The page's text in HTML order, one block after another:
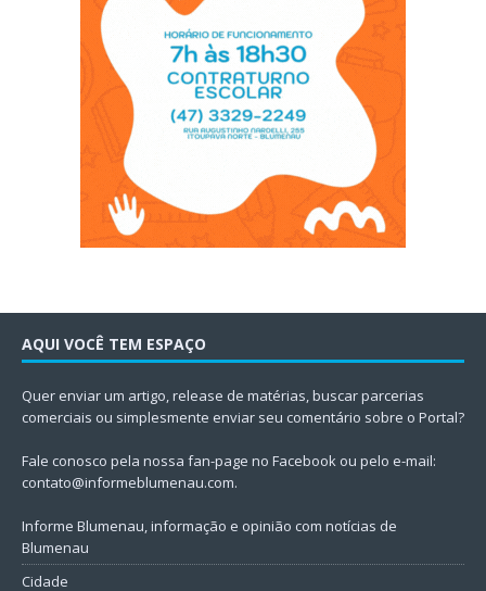
AQUI VOCÊ TEM ESPAÇO
Quer enviar um artigo, release de matérias, buscar parcerias
comerciais ou simplesmente enviar seu comentário sobre o Portal?
Fale conosco pela nossa fan-page no Facebook ou pelo e-mail:
contato@informeblumenau.com.
Informe Blumenau, informação e opinião com notícias de
Blumenau
Cidade